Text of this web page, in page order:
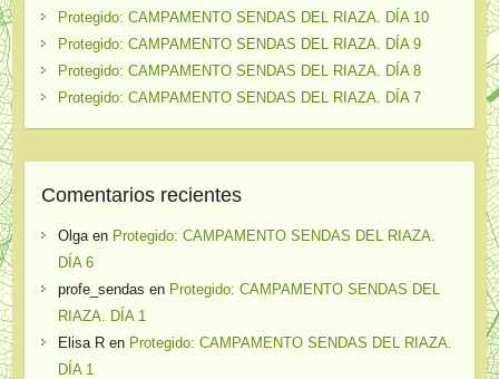
Protegido: CAMPAMENTO SENDAS DEL RIAZA. DÍA 10
Protegido: CAMPAMENTO SENDAS DEL RIAZA. DÍA 9
Protegido: CAMPAMENTO SENDAS DEL RIAZA. DÍA 8
Protegido: CAMPAMENTO SENDAS DEL RIAZA. DÍA 7
Comentarios recientes
Olgaen Protegido: CAMPAMENTO SENDAS DEL RIAZA.
DÍA 6
profe_sendas en Protegido: CAMPAMENTO SENDAS DEL
RIAZA. DÍA 1
Elisa Ren Protegido: CAMPAMENTO SENDAS DEL RIAZA.
DÍA 1